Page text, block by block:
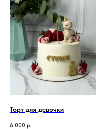
Торт для девочки
6 000 р.